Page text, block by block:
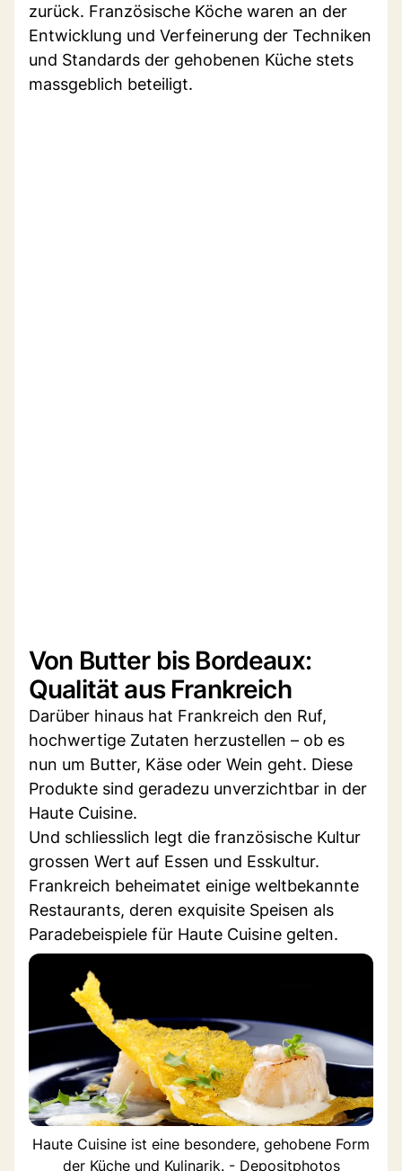
zurück. Französische Köche waren an der
Entwicklung und Verfeinerung der Techniken
und Standards der gehobenen Küche stets
massgeblich beteiligt.
Von Butter bis Bordeaux:
Qualität aus Frankreich
Darüber hinaus hat Frankreich den Ruf,
hochwertige Zutaten herzustellen – ob es
nun um Butter, Käse oder Wein geht. Diese
Produkte sind geradezu unverzichtbar in der
Haute Cuisine.
Und schliesslich legt die französische Kultur
grossen Wert auf Essen und Esskultur.
Frankreich beheimatet einige weltbekannte
Restaurants, deren exquisite Speisen als
Paradebeispiele für Haute Cuisine gelten.
Haute Cuisine ist eine besondere, gehobene Form
der Küche und Kulinarik. - Depositphotos